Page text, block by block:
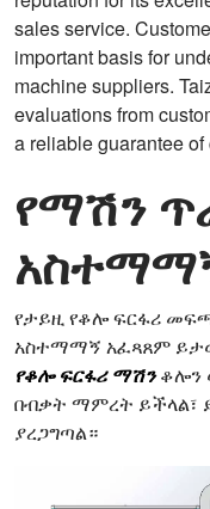
sales service.
important basis for
machine suppliers.
evaluations from
a reliable guarantee
የማሽን
የታይዚ የቆሎ ፍርፋሪ
አስተማማኝ አፈጻጸም
የቆሎ ፍርፋሪ ማሽንቆሎን
በብቃት ማምረት ይችላል፣
ያረጋግጣል።